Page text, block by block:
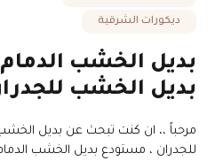
ديكورات الشرقية
بديل الخشب
بديل الخشب
مرحباً ،، ان كنت تبحث عن بديل
للجدران ، مستودع بديل الخشب